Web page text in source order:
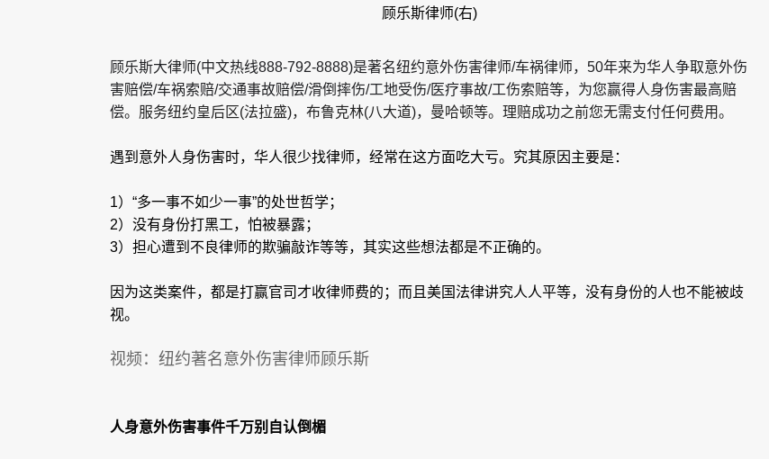
顾乐斯律师(右)
顾乐斯大律师(中文热线888-792-8888)是著名纽约意外伤害律师/车祸律师，50年来为华人争取意外伤
害赔偿/车祸索赔/交通事故赔偿/滑倒摔伤/工地受伤/医疗事故/工伤索赔等，为您赢得人身伤害最高赔
偿。 服务纽约皇后区(法拉盛)，布鲁克林(八大道)，曼哈顿等。理赔成功之前您无需支付任何费用。
遇到意外人身伤害时，华人很少找律师，经常在这方面吃大亏。究其原因主要是：
1）“多一事不如少一事”的处世哲学；
2）没有身份打黑工，怕被暴露；
3）担心遭到不良律师的欺骗敲诈等等，其实这些想法都是不正确的。
因为这类案件，都是打赢官司才收律师费的；而且美国法律讲究人人平等，没有身份的人也不能被歧
视。
视频：纽约著名意外伤害律师顾乐斯
人身意外伤害事件千万别自认倒楣